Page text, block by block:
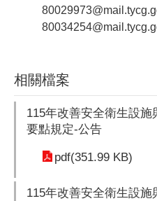
相關檔案
115年改善安全衛生設
要點規定-公告
pdf(351.99 KB)
115年改善安全衛生設